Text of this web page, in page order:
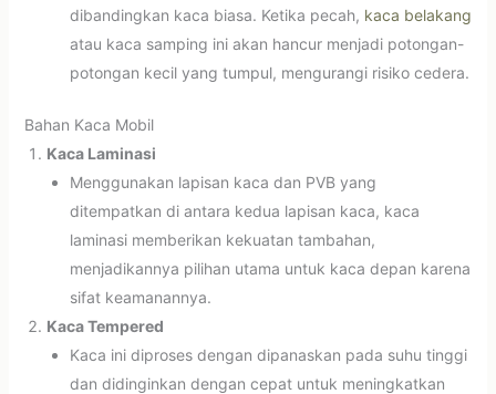
dibandingkan kaca biasa. Ketika pecah, kaca belakang
atau kaca samping ini akan hancur menjadi potongan-
potongan kecil yang tumpul, mengurangi risiko cedera.
Bahan Kaca Mobil
Kaca Laminasi
Menggunakan lapisan kaca dan PVB yang
ditempatkan di antara kedua lapisan kaca, kaca
laminasi memberikan kekuatan tambahan,
menjadikannya pilihan utama untuk kaca depan karena
sifat keamanannya.
Kaca Tempered
Kaca ini diproses dengan dipanaskan pada suhu tinggi
dan didinginkan dengan cepat untuk meningkatkan